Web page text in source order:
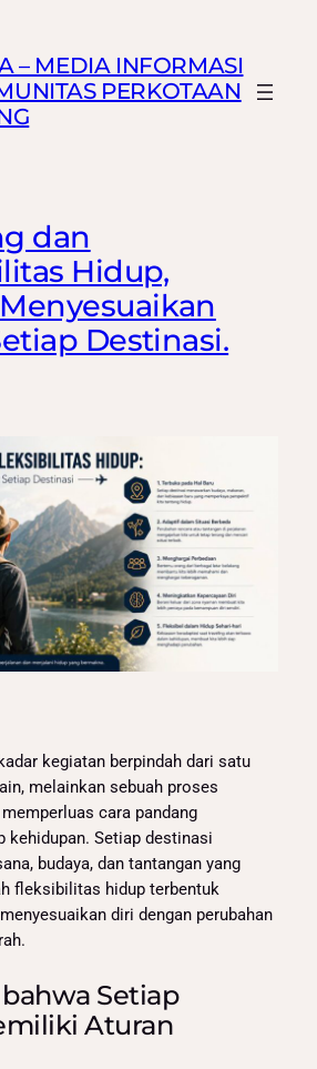
– MEDIA INFORMASI
PERKOTAAN
dan
Hidup,
Destinasi.
kegiatan berpindah dari satu
melainkan sebuah proses
cara pandang
kehidupan. Setiap destinasi
budaya, dan tantangan yang
fleksibilitas hidup terbentuk
diri dengan perubahan
Setiap
Aturan